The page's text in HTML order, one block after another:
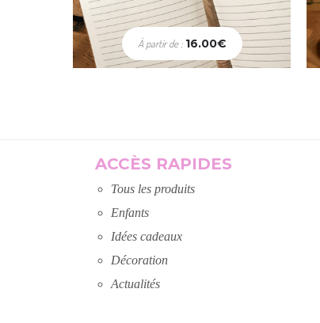
À partir de : 16.00€
ACCÈS RAPIDES
Tous les produits
Enfants
Idées cadeaux
Décoration
Actualités